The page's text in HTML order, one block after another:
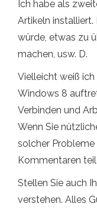
Ich habe als
Artikeln
würde, etwas zu
machen, usw. D.
Vielleicht weiß
Windows 8
Verbinden und
Wenn Sie
solcher Probleme
Kommentaren
Stellen Sie auch
verstehen. Alles